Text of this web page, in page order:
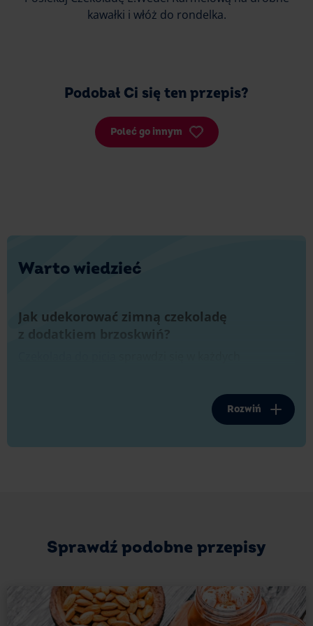
kawałki i włóż do rondelka.
Podobał Ci się ten przepis?
Poleć go innym
Warto wiedzieć
Jak udekorować zimną czekoladę
z dodatkiem brzoskwiń?
wierzchu napoju możesz położyć bitą śmietanę
i posypać ją wiórkami kokosowymi, czekoladowymi
wyborem jest też listek mięty, który sprawi, że całość
będzie wyglądała jeszcze atrakcyjniej.
Jeśli chcesz pozostać w czekoladowych klimatach,
Rozwiń
Sprawdź podobne przepisy